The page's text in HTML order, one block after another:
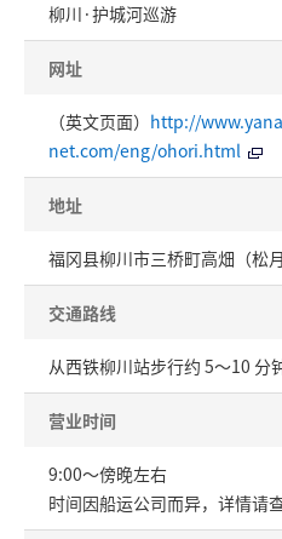
柳川·护城河巡游
网址
（英文页面） http://
net.com/eng/ohori.html
地址
福冈县柳川市三桥町高畑（松
交通路线
从西铁柳川站步行约 5～10 分
营业时间
9:00～傍晚左右
时间因船运公司而异，详情请